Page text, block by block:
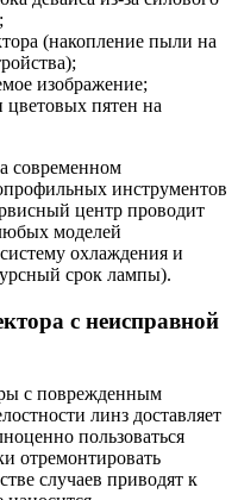
(накопление пыли на
изображение;
пятен на
современном
инструментов
центр проводит
моделей
охлаждения и
срок лампы).
с неисправной
с поврежденным
линз доставляет
пользоваться
отремонтировать
случаев приводят к